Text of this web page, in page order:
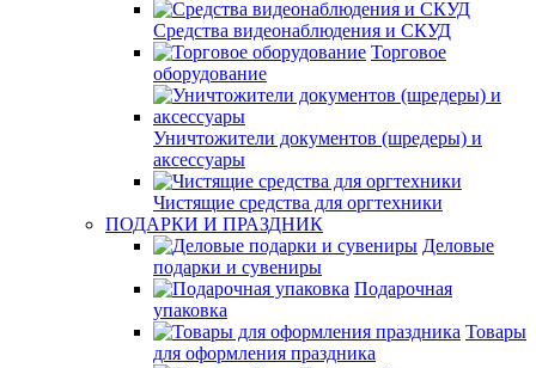
Средства видеонаблюдения и СКУД
Торговое
оборудование
Уничтожители документов (шредеры) и
аксессуары
Чистящие средства для оргтехники
ПОДАРКИ И ПРАЗДНИК
Деловые
подарки и сувениры
Подарочная
упаковка
Товары
для оформления праздника